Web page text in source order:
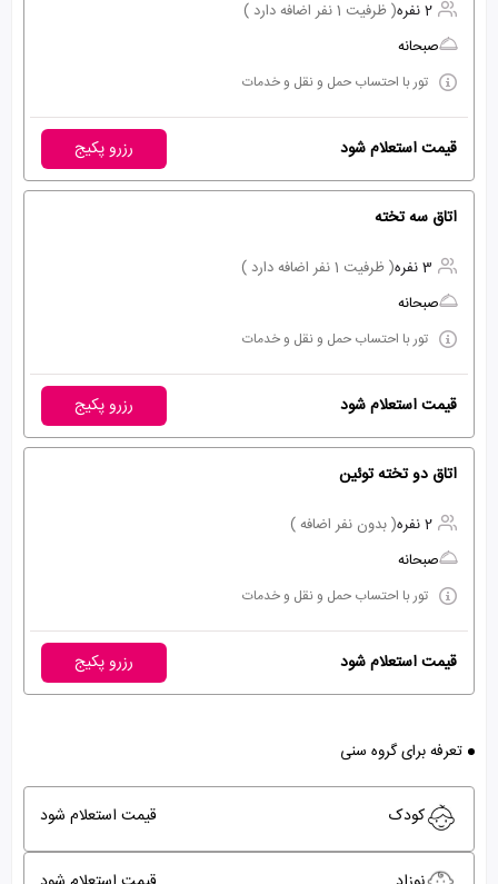
2 نفره
( ظرفیت 1 نفر اضافه دارد )
صبحانه
تور با احتساب حمل و نقل و خدمات
قیمت استعلام شود رزرو پکیج
اتاق سه تخته
3 نفره
( ظرفیت 1 نفر اضافه دارد )
صبحانه
تور با احتساب حمل و نقل و خدمات
قیمت استعلام شود رزرو پکیج
اتاق دو تخته توئین
2 نفره
( بدون نفر اضافه )
صبحانه
تور با احتساب حمل و نقل و خدمات
قیمت استعلام شود رزرو پکیج
تعرفه برای گروه سنی
کودک قیمت استعلام شود